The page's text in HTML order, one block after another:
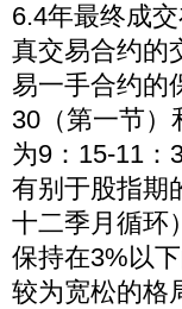
6.4年最终成
真交易合约的
易一手合约的
30（第一节）
为9：15-11：
有别于股指期
十二季月循环
保持在3%以
较为宽松的格